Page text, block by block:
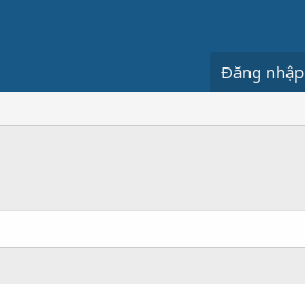
Đăng nhập